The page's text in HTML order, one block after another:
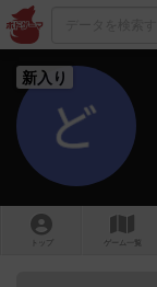
新入り
トップ ゲーム一覧